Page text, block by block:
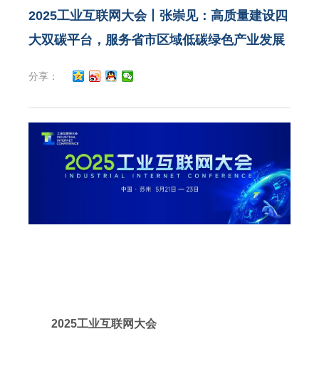
2025工业互联网大会丨张崇见：高质量建设四
大双碳平台，服务省市区域低碳绿色产业发展
分享：
2025工业互联网大会